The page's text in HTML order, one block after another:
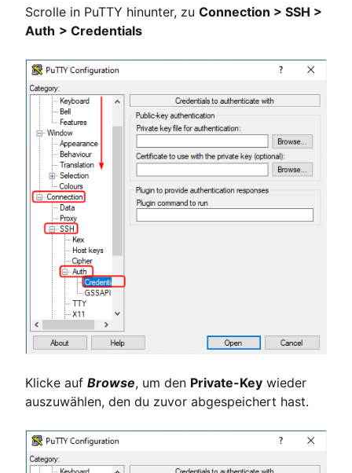
Scrolle in PuTTY hinunter, zu Connection > SSH >
Auth > Credentials
Klicke auf Browse, um den Private-Key wieder
auszuwählen, den du zuvor abgespeichert hast.